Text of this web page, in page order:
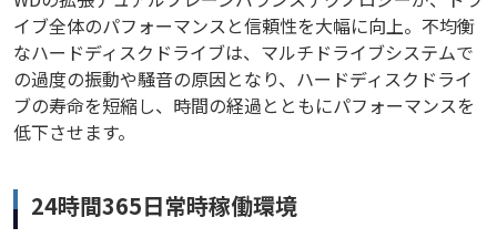
イブ全体のパフォーマンスと信頼性を大幅に向上。不均衡
なハードディスクドライブは、マルチドライブシステムで
の過度の振動や騒音の原因となり、ハードディスクドライ
ブの寿命を短縮し、時間の経過とともにパフォーマンスを
低下させます。
24時間365日常時稼働環境